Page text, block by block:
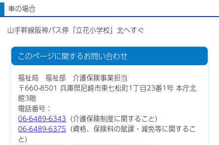
車の場合
山手幹線阪神バス停「立花小学校」北へすぐ
このページに関するお問い合わせ
福祉局 福祉部 介護保険事業担当
〒660-8501 兵庫県尼崎市東七松町1丁目23番1号 本庁北
館3階
電話番号：
06-6489-6343 （介護保険制度に関すること）
06-6489-6375 （資格、保険料の賦課・減免等に関するこ
と）